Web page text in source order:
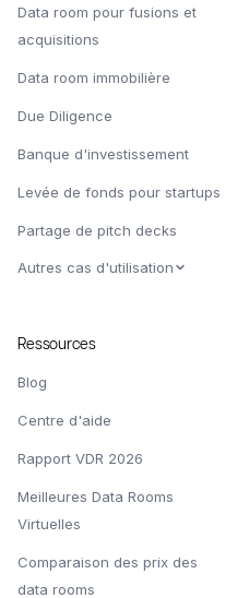
Data room pour fusions et
acquisitions
Data room immobilière
Due Diligence
Banque d'investissement
Levée de fonds pour startups
Partage de pitch decks
Autres cas d'utilisation
Ressources
Blog
Centre d'aide
Rapport VDR 2026
Meilleures Data Rooms
Virtuelles
Comparaison des prix des
data rooms